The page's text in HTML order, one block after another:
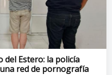
Estero: la policía
red de pornografía